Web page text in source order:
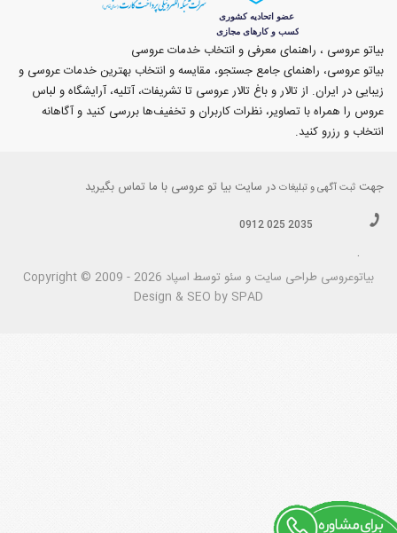
بیاتو عروسی ، راهنمای معرفی و انتخاب خدمات عروسی
بیاتو عروسی، راهنمای جامع جستجو، مقایسه و انتخاب بهترین خدمات عروسی و
زیبایی در ایران. از تالار و باغ تالار عروسی تا تشریفات، آتلیه، آرایشگاه و لباس
عروس را همراه با تصاویر، نظرات کاربران و تخفیف‌ها بررسی کنید و آگاهانه
انتخاب و رزرو کنید.
جهت ثبت آگهی و تبلیغات در سایت بیا تو عروسی با ما تماس بگیرید
0912 025 2035
.
بیاتوعروسی Copyright © 2009 - 2026 طراحی سايت و سئو توسط اسپاد
Design & SEO by SPAD